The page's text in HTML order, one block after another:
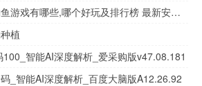
最好玩的安卓手机钓鱼游戏有哪些,哪个好玩及排行榜 最新安卓游戏排行榜
植
智能AI深度解析_爱采购版v47.08.181
_智能AI深度解析_百度大脑版A12.26.92